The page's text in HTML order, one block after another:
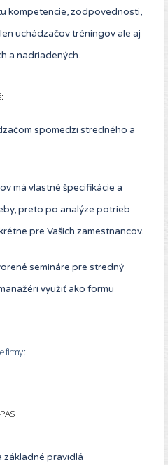
kompetencie, zodpovednosti,
uchádzačov tréningov ale aj
a nadriadených.
spomedzi stredného a
má vlastné špecifikácie a
preto po analýze potrieb
pre Vašich zamestnancov.
semináre pre stredný
využiť ako formu
firmy :
základné pravidlá